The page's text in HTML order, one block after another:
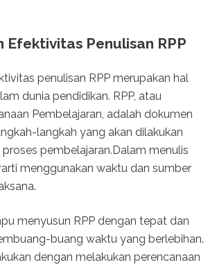
Efektivitas Penulisan RPP
penulisan RPP merupakan hal
dunia pendidikan. RPP, atau
Pembelajaran, adalah dokumen
langkah yang akan dilakukan
pembelajaran.Dalam menulis
menggunakan waktu dan sumber
menyusun RPP dengan tepat dan
buang waktu yang berlebihan.
dengan melakukan perencanaan